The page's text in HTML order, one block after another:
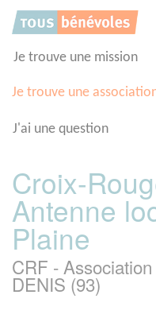
Je trouve une mission
Je trouve une
J'ai une question
Croix-
Antenne
Plaine
CRF -
DENIS (93)
Panneau de gestion des cookies